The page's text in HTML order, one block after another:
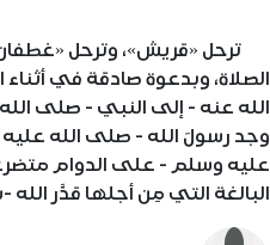
ترحل «قريش»، وترحل
الصلاة، وبدعوة صادقة في
الله عنه - إلى النبي - صلى
وجد رسولَ الله - صلى الله
عليه وسلم - على الدوام
البالغة التي مِن أجلها قدَّر